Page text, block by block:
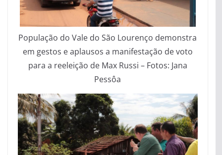
População do Vale do São Lourenço demonstra
em gestos e aplausos a manifestação de voto
para a reeleição de Max Russi – Fotos: Jana
Pessôa